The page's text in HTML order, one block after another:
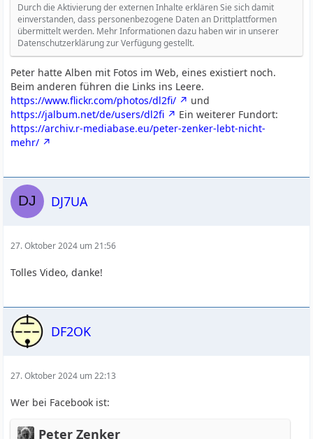
Durch die Aktivierung der externen Inhalte erklären Sie sich damit
einverstanden, dass personenbezogene Daten an Drittplattformen
übermittelt werden. Mehr Informationen dazu haben wir in unserer
Datenschutzerklärung zur Verfügung gestellt.
Peter hatte Alben mit Fotos im Web, eines existiert noch.
Beim anderen führen die Links ins Leere.
https://www.flickr.com/photos/dl2fi/
und
https://jalbum.net/de/users/dl2fi
Ein weiterer Fundort:
https://archiv.r-mediabase.eu/peter-zenker-lebt-nicht-
mehr/
DJ7UA
27. Oktober 2024 um 21:56
Tolles Video, danke!
DF2OK
27. Oktober 2024 um 22:13
Wer bei Facebook ist:
Peter Zenker